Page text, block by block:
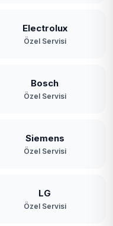
Electrolux
Özel Servisi
Bosch
Özel Servisi
Siemens
Özel Servisi
LG
Özel Servisi